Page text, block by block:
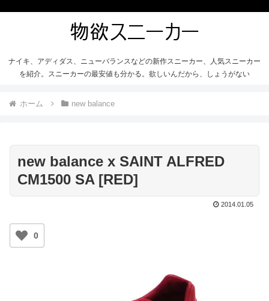
ナイキ、アディダス、ニューバランスなどの新作スニーカー、人気スニーカー
を紹介。スニーカーの最安値も分かる。欲しいんだから、しょうがない
ホーム new balance
new balance x SAINT ALFRED
CM1500 SA [RED]
2014.01.05
0